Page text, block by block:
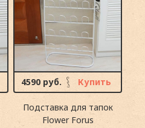
4590 руб. Купить
Подставка для тапок
Flower Forus